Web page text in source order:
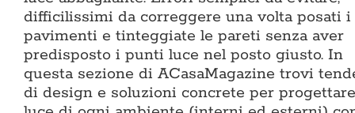
difficilissimi da correggere una volta posati i
pavimenti e tinteggiate le pareti senza aver
predisposto i punti luce nel posto giusto. In
questa sezione di ACasaMagazine trovi
di design e soluzioni concrete per